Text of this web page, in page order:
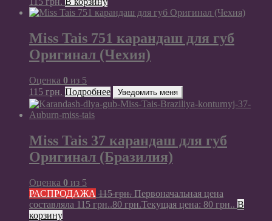
Miss Tais 751 карандаш для губ
Оригинал (Чехия)
Оценка 0 из 5
115 грн. Подробнее Уведомить меня
Miss Tais 37 карандаш для губ
Оригинал (Бразилия)
Оценка 0 из 5
РАСПРОДАЖА 115грн. Первоначальная цена
составляла 115 грн..80 грн.Текущая цена: 80 грн.. В
корзину